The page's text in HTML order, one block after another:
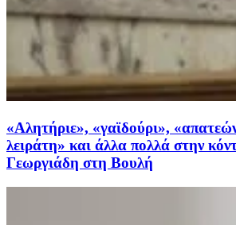
«Αλητήριε», «γαϊδούρι»,
λειράτη» και άλλα πολλά στην
Γεωργιάδη στη Βουλή